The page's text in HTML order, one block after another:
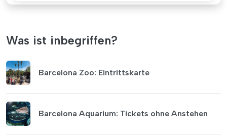
Was ist inbegriffen?
Barcelona Zoo: Eintrittskarte
Barcelona Aquarium: Tickets ohne Anstehen